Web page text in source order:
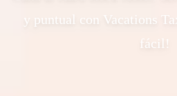
y puntual con Vacations
fácil!